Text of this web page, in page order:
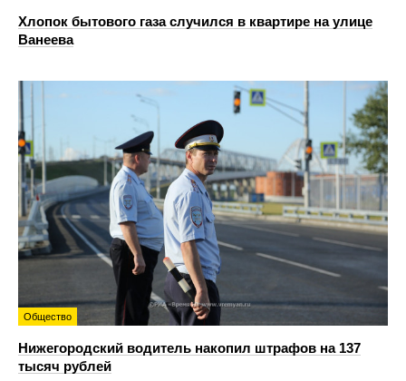
Хлопок бытового газа случился в квартире на улице
Ванеева
Общество
Нижегородский водитель накопил штрафов на 137
тысяч рублей